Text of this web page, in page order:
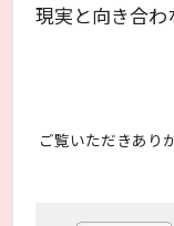
現実と向き合
ご覧いただきあり